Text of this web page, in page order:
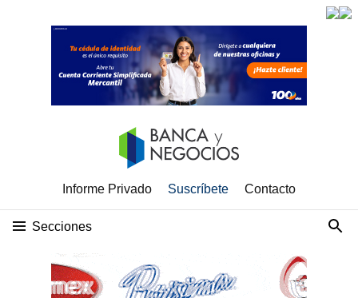
Informe Privado Suscríbete Contacto
Secciones